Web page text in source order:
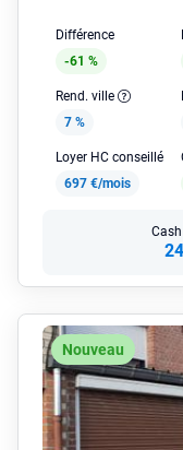
Différence
-61 %
Rend. ville
7 %
Loyer HC conseillé
697 €/mois
Nouveau